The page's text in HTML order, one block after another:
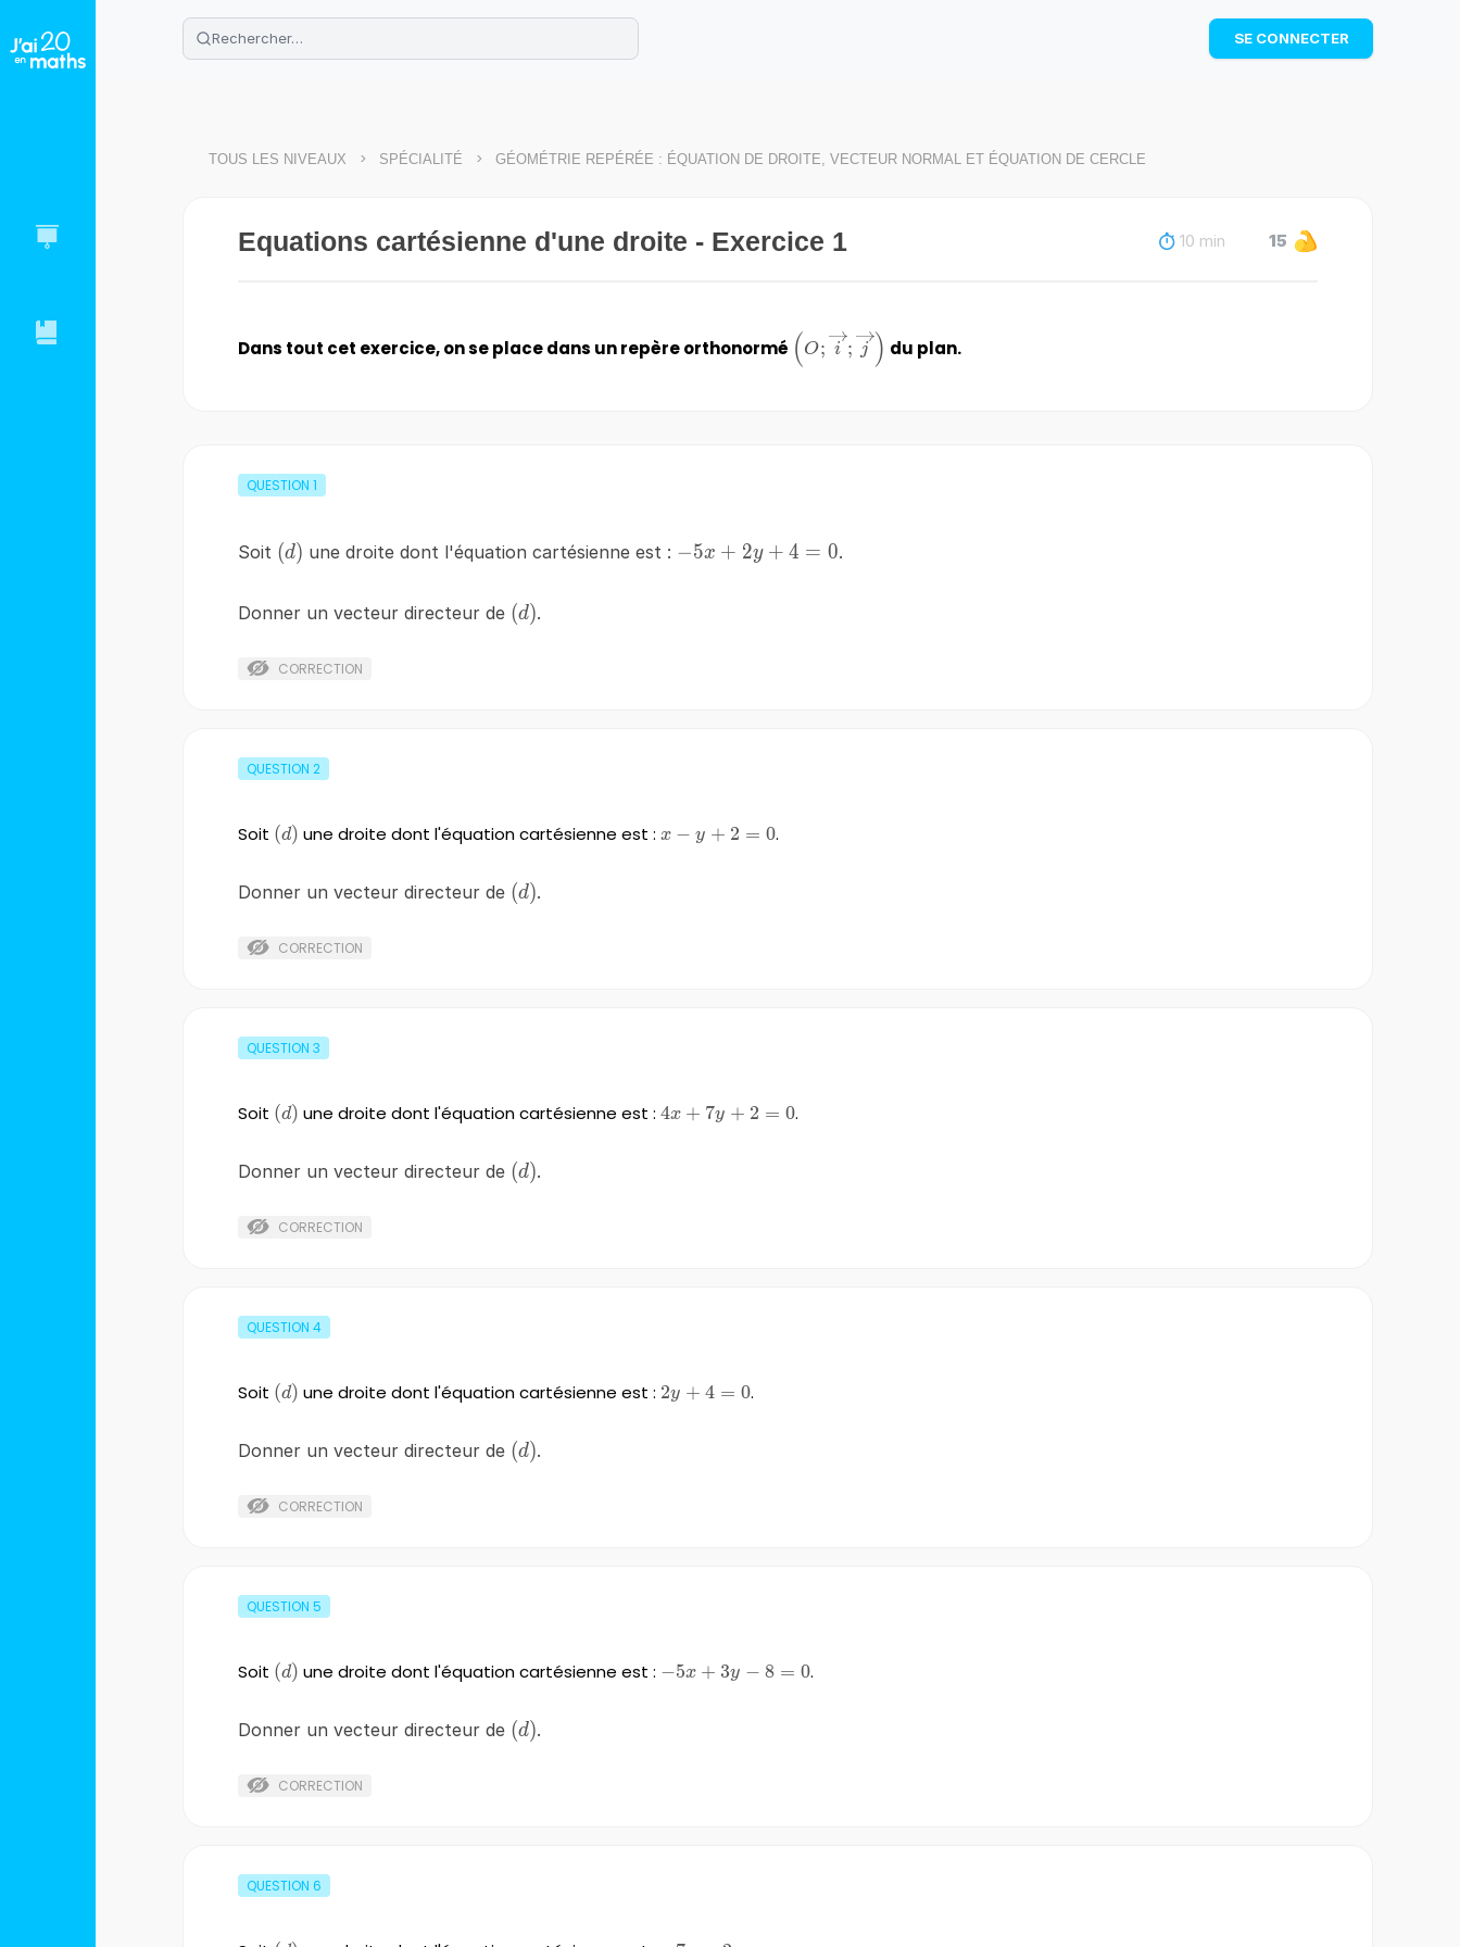
🌴Cahier de vacances offert: révise les maths cet été !
Télécharge ton PDF gratuit et progresse avec des exercices corrigés en vidéo.
TÉLÉCHARGER
SE CONNECTER
TOUS LES NIVEAUX > SPÉCIALITÉ > GÉOMÉTRIE REPÉRÉE : ÉQUATION DE DROITE, VECTEUR NORMAL ET ÉQUATION DE CERCLE
Equations cartésienne d'une droite - Exercice 1 10 min 15
Dans tout cet exercice, on se place dans un repère orthonormé \left(O;\overrightarrow{i};\overrightarrow{j}\right)
(O; i ; j ) du plan.
QUESTION 1
Soit \left(d\right)
(d) une droite dont l'équation cartésienne est : -5x+2y+4=0
−5x + 2y + 4 = 0.
Donner un vecteur directeur de \left(d\right)
(d).
CORRECTION
QUESTION 2
Soit \left(d\right)
(d) une droite dont l'équation cartésienne est :
x-
x − y + 2 = 0.
Donner un vecteur directeur de \left(d\right)
(d).
CORRECTION
QUESTION 3
Soit \left(d\right)
(d) une droite dont l'équation cartésienne est : 4x+7y+2=0
4x + 7y + 2 = 0.
Donner un vecteur directeur de \left(d\right)
(d).
CORRECTION
QUESTION 4
Soit \left(d\right)
(d) une droite dont l'équation cartésienne est : 2y+4=0
2y + 4 = 0.
Donner un vecteur directeur de \left(d\right)
(d).
CORRECTION
QUESTION 5
Soit \left(d\right)
(d) une droite dont l'équation cartésienne est : -5x+3y-
−5x + 3y − 8 = 0.
Donner un vecteur directeur de \left(d\right)
(d).
CORRECTION
QUESTION 6